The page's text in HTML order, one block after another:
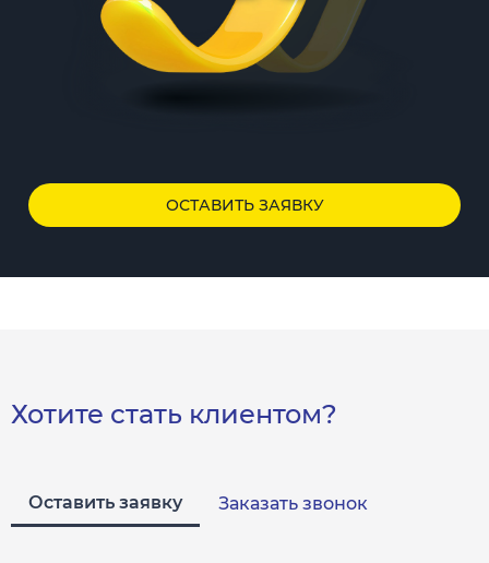
ОСТАВИТЬ ЗАЯВКУ
Хотите стать клиентом?
Оставить заявку Заказать звонок